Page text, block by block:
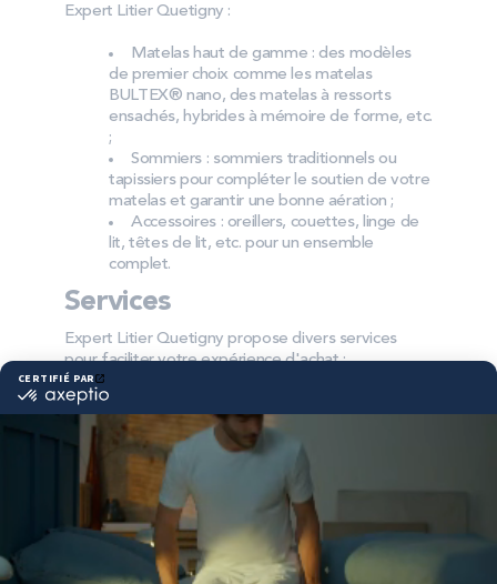
Expert Litier Quetigny :
Matelas haut de gamme : des modèles
de premier choix comme les matelas
BULTEX® nano, des matelas à ressorts
ensachés, hybrides à mémoire de forme, etc.
;
Sommiers : sommiers traditionnels ou
tapissiers pour compléter le soutien de votre
matelas et garantir une bonne aération ;
Accessoires : oreillers, couettes, linge de
lit, têtes de lit, etc. pour un ensemble
complet.
Services
Expert Litier Quetigny propose divers services
pour faciliter votre expérience d'achat :
et récupérez vos produits directement sur
place ;
Livraison à domicile : livraison rapide et
soignée ;
Paiement sécurisé : réglez sereinement
grâce à un système de paiement sécurisé.
Pourquoi choisir Bultex